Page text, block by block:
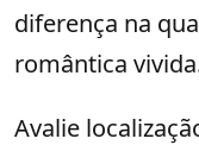
diferença na
romântica
Avalie